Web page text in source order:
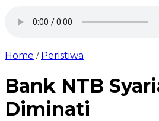
Home / Peristiwa
Bank NTB
Diminati